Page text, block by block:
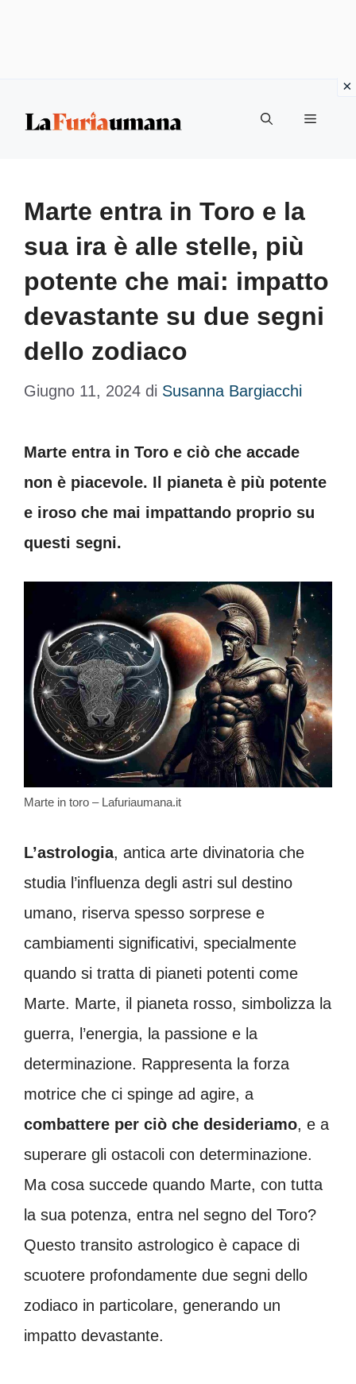
Menu
Marte entra in Toro e la
sua ira è alle stelle, più
potente che mai: impatto
devastante su due segni
dello zodiaco
Giugno 11, 2024 di Susanna Bargiacchi
Marte entra in Toro e ciò che accade
non è piacevole. Il pianeta è più potente
e iroso che mai impattando proprio su
questi segni.
Marte in toro – Lafuriaumana.it
L’astrologia, antica arte divinatoria che
studia l’influenza degli astri sul destino
umano, riserva spesso sorprese e
cambiamenti significativi, specialmente
quando si tratta di pianeti potenti come
Marte. Marte, il pianeta rosso, simbolizza la
guerra, l’energia, la passione e la
determinazione. Rappresenta la forza
motrice che ci spinge ad agire, a
combattere per ciò che desideriamo, e a
superare gli ostacoli con determinazione.
Ma cosa succede quando Marte, con tutta
la sua potenza, entra nel segno del Toro?
Questo transito astrologico è capace di
scuotere profondamente due segni dello
zodiaco in particolare, generando un
impatto devastante.